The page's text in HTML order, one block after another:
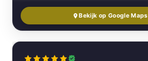
Bekijk op Google Maps